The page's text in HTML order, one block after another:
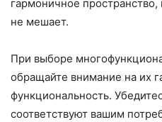
гармоничное пространство,
не мешает.
При выборе
обращайте внимание на их
функциональность.
соответствуют вашим